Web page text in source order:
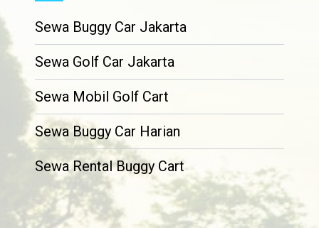
Sewa Buggy Car Jakarta
Sewa Golf Car Jakarta
Sewa Mobil Golf Cart
Sewa Buggy Car Harian
Sewa Rental Buggy Cart